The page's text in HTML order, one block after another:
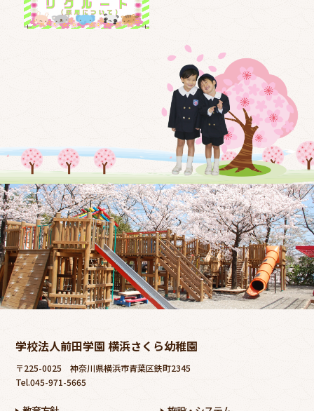
学校法人前田学園 横浜さくら幼稚園
〒225-0025神奈川県横浜市青葉区鉄町2345
Tel.045-971-5665